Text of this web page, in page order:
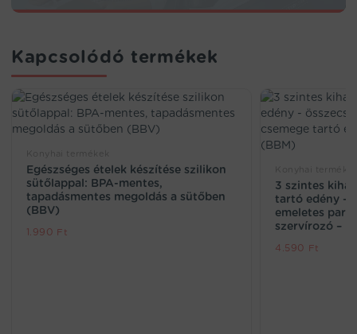
Kapcsolódó termékek
Egészséges ételek készítése szilikon
sütőlappal: BPA-mentes,
tapadásmentes megoldás a sütőben
(BBV)
1.990 Ft
3 szintes
tartó edény –
emeletes
szervírozó –
4.590 Ft